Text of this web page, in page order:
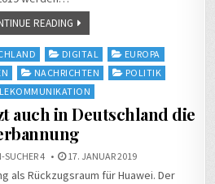
READING
DIGITAL
EUROPA
NACHRICHTEN
POLITIK
auch in Deutschland die
SUCHER 4 17. JANUAR 2019
als Rückzugsraum für Huawei. Der